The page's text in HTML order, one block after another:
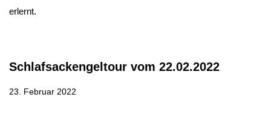
erlernt.
Schlafsackengeltour vom 22.02.2022
23. Februar 2022